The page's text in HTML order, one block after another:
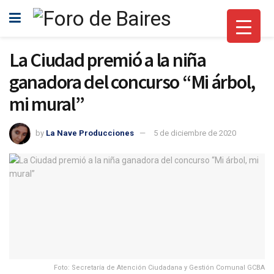
La Ciudad premió a la niña
ganadora del concurso “Mi árbol,
mi mural”
by La Nave Producciones 5 de diciembre de 2020
Foto: Secretaría de Atención Ciudadana y Gestión Comunal GCBA